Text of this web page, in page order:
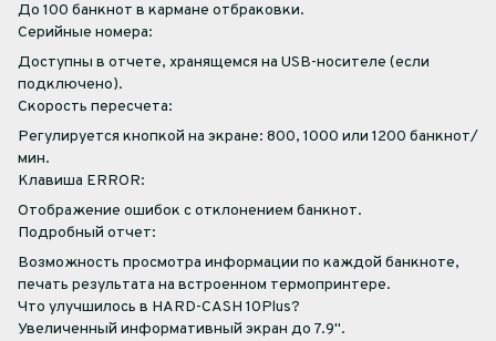
До 100 банкнот в кармане отбраковки.
Серийные номера:
Доступны в отчете, хранящемся на USB-носителе (если
подключено).
Скорость пересчета:
Регулируется кнопкой на экране: 800, 1000 или 1200 банкнот/
мин.
Клавиша ERROR:
Отображение ошибок с отклонением банкнот.
Подробный отчет:
Возможность просмотра информации по каждой банкноте,
печать результата на встроенном термопринтере.
Что улучшилось в HARD-CASH 10Plus?
Увеличенный информативный экран до 7.9".